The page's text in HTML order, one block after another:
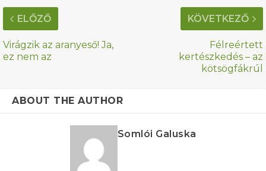
ELŐZŐ
Virágzik az aranyeső! Ja,
ez nem az
KÖVETKEZŐ
Félreértett
kertészkedés – az
kötsögfákrúl
ABOUT THE AUTHOR
Somlói Galuska